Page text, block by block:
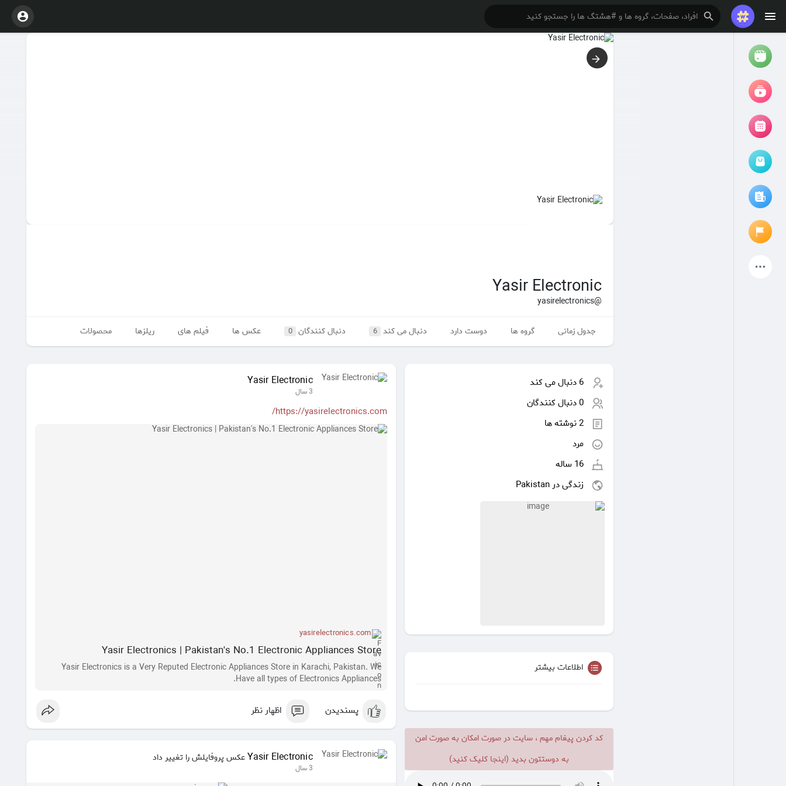
صفحات لایک شده
کاوش کنید
بازی ها
ارائه می دهد
Yasir Electronic
@yasirelectronics
جدول زمانی گروه ها دوست دارد دنبال می کند 6 دنبال کنندگان 0 عکس ها فیلم های ریلزها محصولات
6 دنبال می کند
0 دنبال کنندگان
2 نوشته ها
مرد
16 ساله
زندگی در Pakistan
اطلاعات بیشتر
کد کردن پیغام مهم ، سایت در صورت امکان به صورت امن
به دوستتون بدید (اینجا کلیک کنید)
Yasir Electronic
3 سال
https://yasirelectronics.com/
yasirelectronics.com
Yasir Electronics | Pakistan's No.1 Electronic Appliances Store
Yasir Electronics is a Very Reputed Electronic Appliances Store in Karachi, Pakistan. We
Have all types of Electronics Appliances.
پسندیدن اظهار نظر
Yasir Electronicعکس پروفایلش را تغییر داد
3 سال